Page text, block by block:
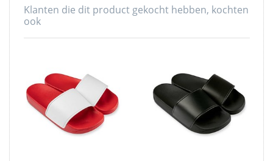
Klanten die dit product gekocht hebben, kochten
ook